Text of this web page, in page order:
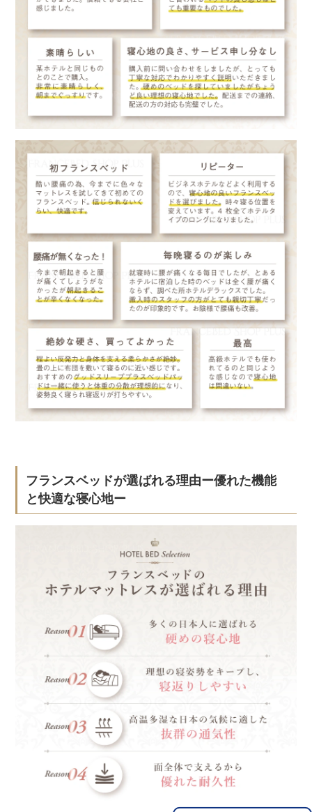
フランスベッドが選ばれる理由ー優れた機能
と快適な寝心地ー